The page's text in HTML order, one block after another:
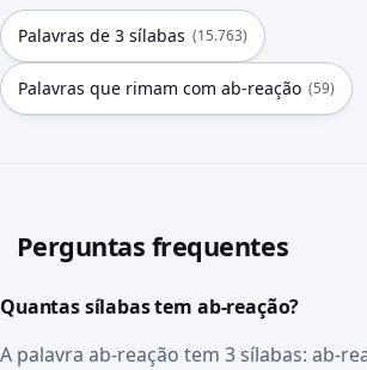
Palavras de 3 sílabas (15.763)
Palavras que rimam com ab-reação (59)
Perguntas frequentes
Quantas sílabas tem ab-reação?
A palavra ab-reação tem 3 sílabas: ab-